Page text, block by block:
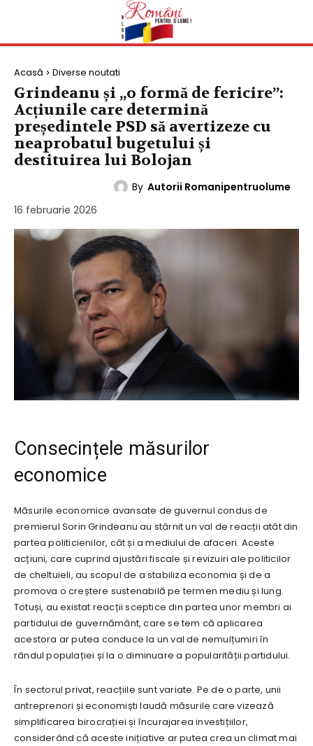
Acasă Diverse noutati
Grindeanu și „o formă de fericire”:
Acțiunile care determină
președintele PSD să avertizeze cu
neaprobatul bugetului și
destituirea lui Bolojan
By Autorii Romanipentruolume
16 februarie 2026
Consecințele măsurilor
economice
Măsurile economice avansate de guvernul condus de
premierul Sorin Grindeanu au stârnit un val de reacții atât din
partea politicienilor, cât și a mediului de afaceri. Aceste
acțiuni, care cuprind ajustări fiscale și revizuiri ale politicilor
de cheltuieli, au scopul de a stabiliza economia și de a
promova o creștere sustenabilă pe termen mediu și lung.
Totuși, au existat reacții sceptice din partea unor membri ai
partidului de guvernământ, care se tem că aplicarea
acestora ar putea conduce la un val de nemulțumiri în
rândul populației și la o diminuare a popularității partidului.
În sectorul privat, reacțiile sunt variate. Pe de o parte, unii
antreprenori și economiști laudă măsurile care vizează
simplificarea birocrației și încurajarea investițiilor,
considerând că aceste inițiative ar putea crea un climat mai